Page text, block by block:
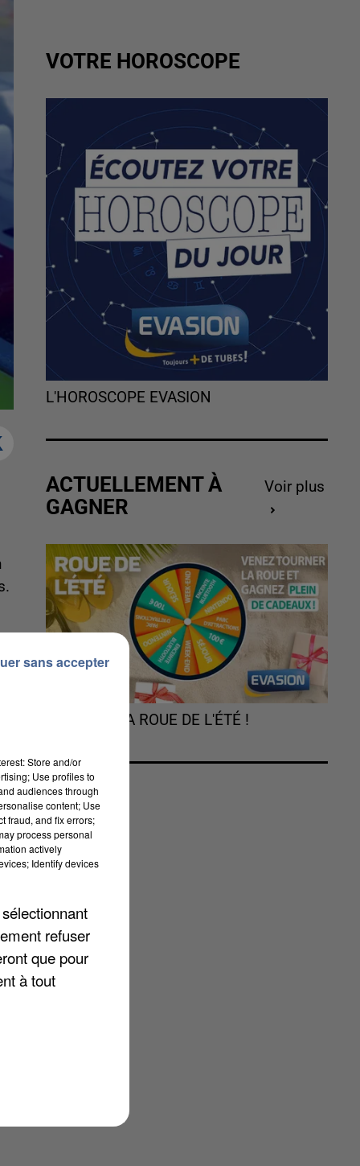
VOTRE HOROSCOPE
L'HOROSCOPE EVASION
ACTUELLEMENT À
GAGNER
Voir plus
TOURNEZ LA ROUE DE L'ÉTÉ !
Store and/or
Use profiles to
audiences through
content; Use
fraud, and fix errors;
process personal
actively
Identify devices
refuser
que pour
à tout
sans accepter